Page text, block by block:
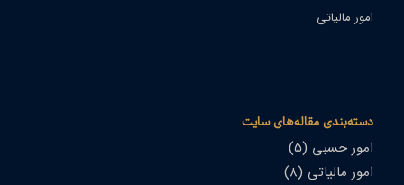
امور مالیاتی
دسته‌بندی مقاله‌های سایت
امور حسبی (۵)
امور مالیاتی (۸)